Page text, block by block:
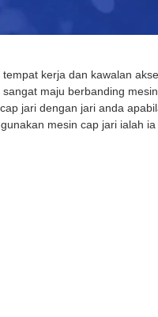
kerja dan kawalan
maju berbanding
jari dengan jari anda
mesin cap jari ialah